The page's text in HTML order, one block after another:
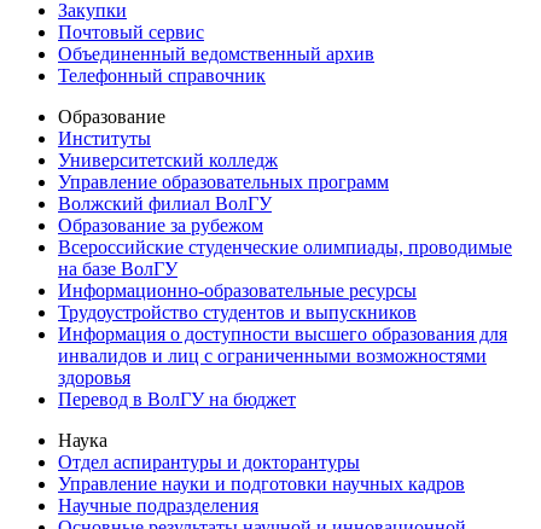
Закупки
Почтовый сервис
Объединенный ведомственный архив
Телефонный справочник
Образование
Институты
Университетский колледж
Управление образовательных программ
Волжский филиал ВолГУ
Образование за рубежом
Всероссийские студенческие олимпиады, проводимые
на базе ВолГУ
Информационно-образовательные ресурсы
Трудоустройство студентов и выпускников
Информация о доступности высшего образования для
инвалидов и лиц с ограниченными возможностями
здоровья
Перевод в ВолГУ на бюджет
Наука
Отдел аспирантуры и докторантуры
Управление науки и подготовки научных кадров
Научные подразделения